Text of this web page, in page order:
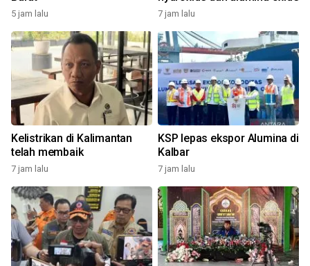
5 jam lalu 7 jam lalu
Kelistrikan di Kalimantan
telah membaik
7 jam lalu
KSP lepas ekspor Alumina di
Kalbar
7 jam lalu